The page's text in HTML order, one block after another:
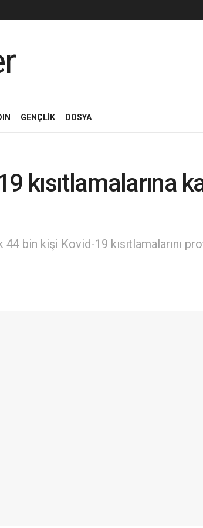
GENÇLİK DOSYA
kısıtlamalarına
44 bin kişi Kovid-19 kısıtlamalarını